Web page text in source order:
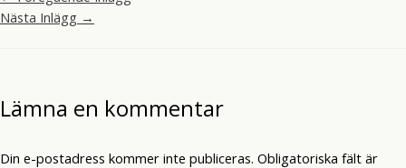
Nästa Inlägg →
Lämna en kommentar
Din e-postadress kommer inte publiceras. Obligatoriska fält är